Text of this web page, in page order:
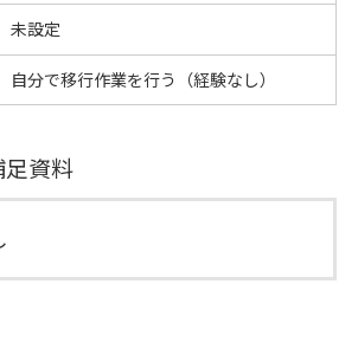
未設定
自分で移行作業を行う（経験なし）
資料